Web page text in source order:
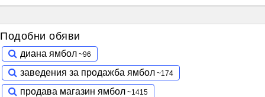
Подобни обяви
диана ямбол
заведения за продажба ямбол
продава магазин ямбол